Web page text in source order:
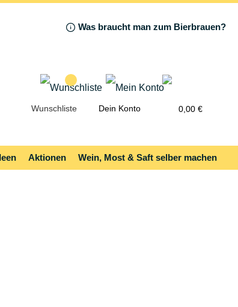
Was braucht man zum Bierbrauen?
Wunschliste Dein Konto 0,00 €
Aktionen Wein, Most & Saft selber machen